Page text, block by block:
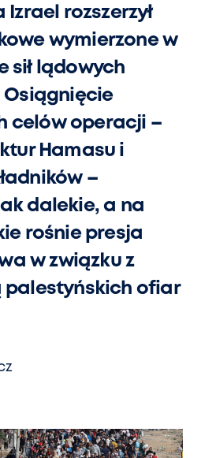
Izrael rozszerzył
wymierzone w
sił lądowych
Osiągnięcie
celów operacji –
Hamasu i
–
dalekie, a na
rośnie presja
w związku z
palestyńskich ofiar